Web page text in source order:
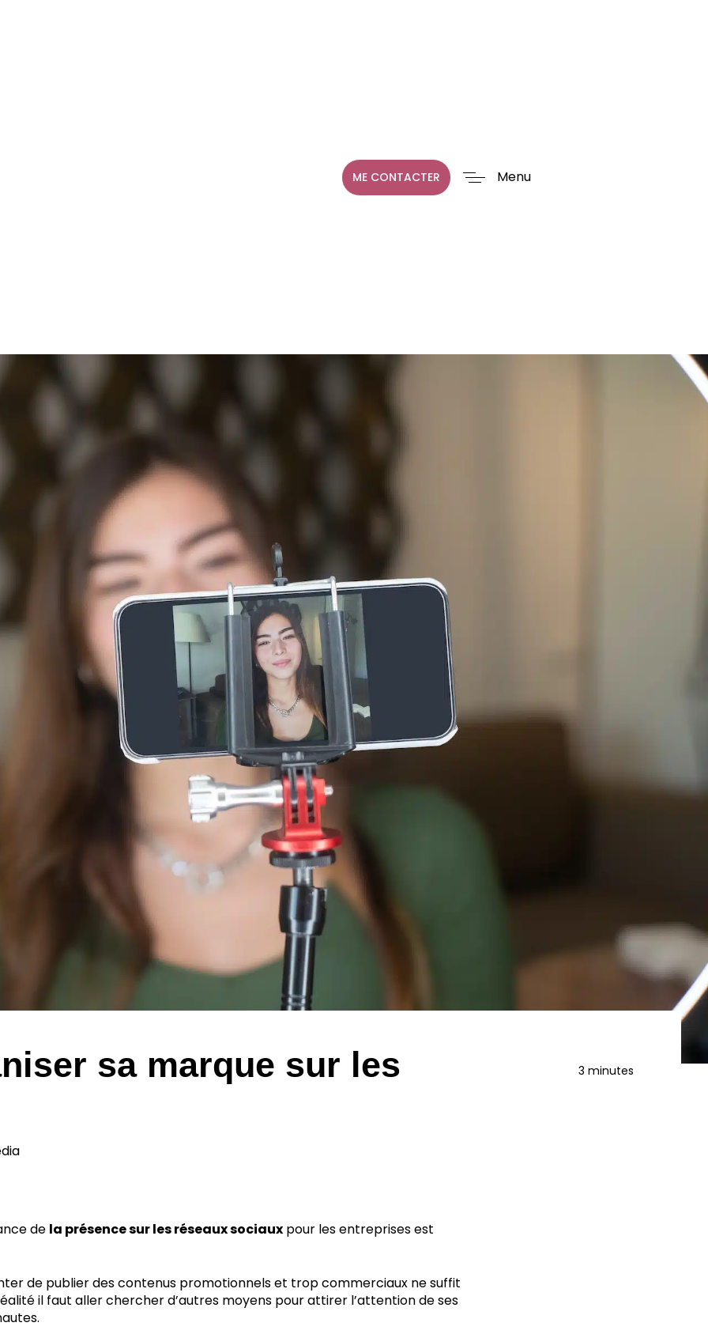
ME CONTACTER Menu
sa marque sur les
3 minutes
de la présence sur les réseaux sociaux pour les entreprises est
de publier des contenus promotionnels et trop commerciaux ne suffit
il faut aller chercher d’autres moyens pour attirer l’attention de ses